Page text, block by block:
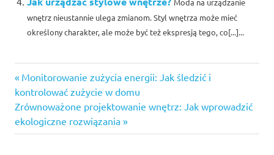
Moda na urządzanie
wnętrz nieustannie ulega zmianom. Styl wnętrza może mieć
określony charakter, ale może być też ekspresją tego, co[...]...
Nawigacja
wpisu
Previous
Post:
Monitorowanie zużycia energii: Jak śledzić i
kontrolować zużycie w domu
Next
Post:
Zrównoważone projektowanie wnętrz: Jak wprowadzić
ekologiczne rozwiązania